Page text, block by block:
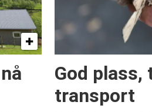
God
transport